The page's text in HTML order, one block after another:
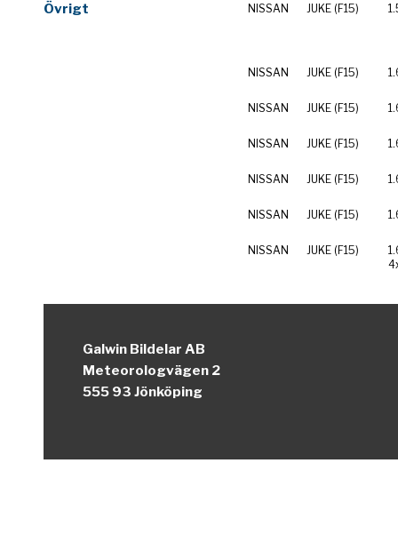
Övrigt
NISSAN
JUKE (F15)
NISSAN JUKE (F15)
NISSAN JUKE (F15)
NISSAN JUKE (F15)
NISSAN JUKE (F15)
NISSAN JUKE (F15)
NISSAN JUKE (F15)
Galwin Bildelar AB
Meteorologvägen 2
555 93 Jönköping